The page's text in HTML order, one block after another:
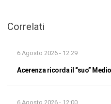
Correlati
6 Agosto 2026 - 12:29
Acerenza ricorda il “suo”
6 Agosto 2026 - 12:00